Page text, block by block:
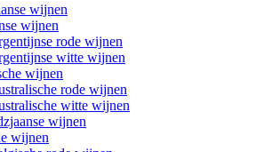
wijnen
wijnen
rode wijnen
witte wijnen
wijnen
rode wijnen
witte wijnen
wijnen
wijnen